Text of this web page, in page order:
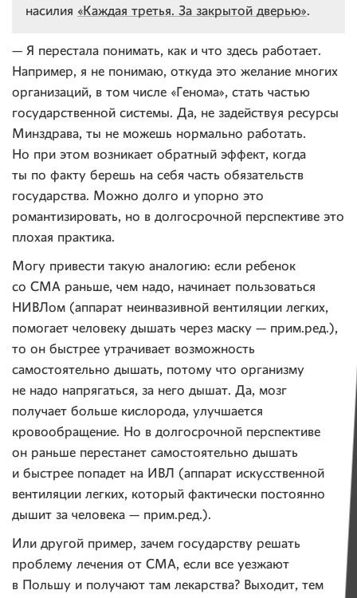
насилия «Каждая третья. За закрытой дверью».
— Я перестала понимать, как и что здесь работает.
Например, я не понимаю, откуда это желание многих
организаций, в том числе «Генома», стать частью
государственной системы. Да, не задействуя ресурсы
Минздрава, ты не можешь нормально работать.
Но при этом возникает обратный эффект, когда
ты по факту берешь на себя часть обязательств
государства. Можно долго и упорно это
романтизировать, но в долгосрочной перспективе это
плохая практика.
Могу привести такую аналогию: если ребенок
со СМА раньше, чем надо, начинает пользоваться
НИВЛом (аппарат неинвазивной вентиляции легких,
помогает человеку дышать через маску — прим.ред.),
то он быстрее утрачивает возможность
самостоятельно дышать, потому что организму
не надо напрягаться, за него дышат. Да, мозг
получает больше кислорода, улучшается
кровообращение. Но в долгосрочной перспективе
он раньше перестанет самостоятельно дышать
и быстрее попадет на ИВЛ (аппарат искусственной
вентиляции легких, который фактически постоянно
дышит за человека — прим.ред.).
Или другой пример, зачем государству решать
проблему лечения от СМА, если все уезжают
в Польшу и получают там лекарства? Выходит, тем